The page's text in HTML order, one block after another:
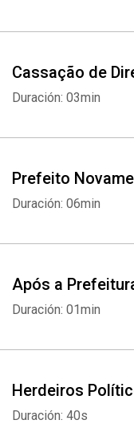
Cassação de
Duración: 03min
Prefeito
Duración: 06min
Após a
Duración: 01min
Herdeiros
Duración: 40s